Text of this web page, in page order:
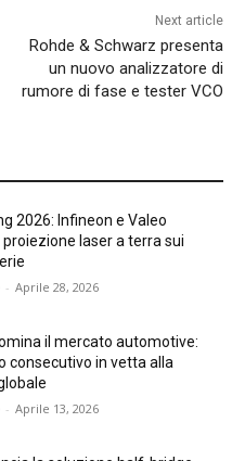
Next article
Rohde & Schwarz presenta
un nuovo analizzatore di
rumore di fase e tester VCO
2026: Infineon e Valeo
laser a terra sui
- Aprile 28, 2026
il mercato automotive:
consecutivo in vetta alla
- Aprile 13, 2026